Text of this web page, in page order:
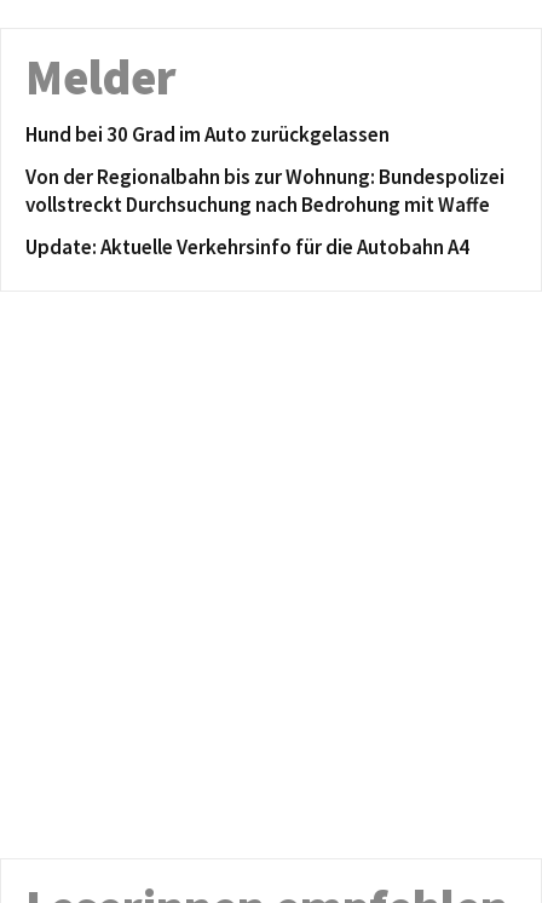
Melder
Hund bei 30 Grad im Auto zurückgelassen
Von der Regionalbahn bis zur Wohnung: Bundespolizei
vollstreckt Durchsuchung nach Bedrohung mit Waffe
Update: Aktuelle Verkehrsinfo für die Autobahn A4